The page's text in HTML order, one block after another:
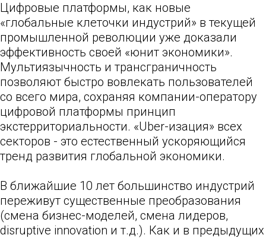
Цифровые платформы, как новые
«глобальные клеточки индустрий» в текущей
промышленной революции уже доказали
эффективность своей «юнит экономики».
Мультиязычность и трансграничность
позволяют быстро вовлекать пользователей
со всего мира, сохраняя компании-оператору
цифровой платформы принцип
экстерриториальности. «Uber-изация» всех
секторов - это естественный ускоряющийся
тренд развития глобальной экономики.
В ближайшие 10 лет большинство индустрий
переживут существенные преобразования
(смена бизнес-моделей, смена лидеров,
disruptive innovation и т.д.). Как и в предыдущих